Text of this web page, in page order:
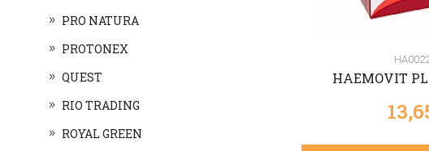
PRO NATURA
PROTONEX
QUEST
RIO TRADING
ROYAL GREEN
HAEMOVIT